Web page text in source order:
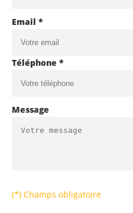
Email *
Téléphone *
Message
(*) Champs obligatoire